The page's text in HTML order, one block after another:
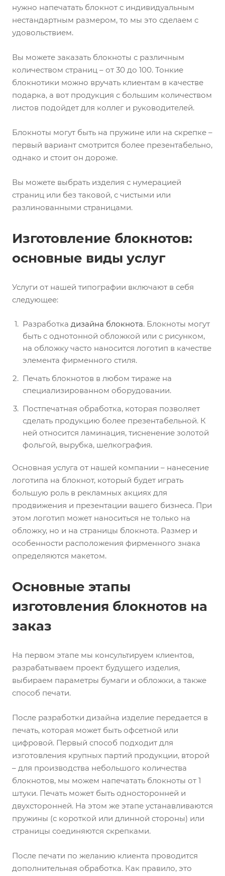
нужно напечатать блокнот с индивидуальным
нестандартным размером, то мы это сделаем с
удовольствием.
Вы можете заказать блокноты с различным
количеством страниц – от 30 до 100. Тонкие
блокнотики можно вручать клиентам в качестве
подарка, а вот продукция с большим количеством
листов подойдет для коллег и руководителей.
Блокноты могут быть на пружине или на скрепке –
первый вариант смотрится более презентабельно,
однако и стоит он дороже.
Вы можете выбрать изделия с нумерацией
страниц или без таковой, с чистыми или
разлинованными страницами.
Изготовление блокнотов:
основные виды услуг
Услуги от нашей типографии включают в себя
следующее:
Разработка дизайна блокнота. Блокноты могут
быть с однотонной обложкой или с рисунком,
на обложку часто наносится логотип в качестве
элемента фирменного стиля.
Печать блокнотов в любом тираже на
специализированном оборудовании.
Постпечатная обработка, которая позволяет
сделать продукцию более презентабельной. К
ней относится ламинация, тисненение золотой
фольгой, вырубка, шелкография.
Основная услуга от нашей компании – нанесение
логотипа на блокнот, который будет играть
большую роль в рекламных акциях для
продвижения и презентации вашего бизнеса. При
этом логотип может наноситься не только на
обложку, но и на страницы блокнота. Размер и
особенности расположения фирменного знака
определяются макетом.
Основные этапы
изготовления блокнотов на
заказ
На первом этапе мы консультируем клиентов,
разрабатываем проект будущего изделия,
выбираем параметры бумаги и обложки, а также
способ печати.
После разработки дизайна изделие передается в
печать, которая может быть офсетной или
цифровой. Первый способ подходит для
изготовления крупных партий продукции, второй
– для производства небольшого количества
блокнотов, мы можем напечатать блокноты от 1
штуки. Печать может быть односторонней и
двухсторонней. На этом же этапе устанавливаются
пружины (с короткой или длинной стороны) или
страницы соединяются скрепками.
После печати по желанию клиента проводится
дополнительная обработка. Как правило, это